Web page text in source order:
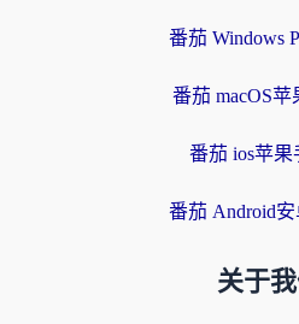
番茄 Windows
番茄 macOS苹
番茄 ios苹果
番茄 Android
关于我